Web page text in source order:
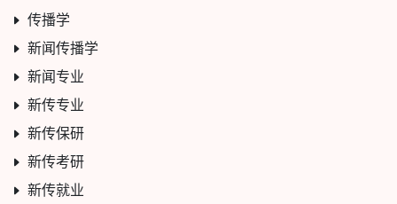
传播学
新闻传播学
新闻专业
新传专业
新传保研
新传考研
新传就业